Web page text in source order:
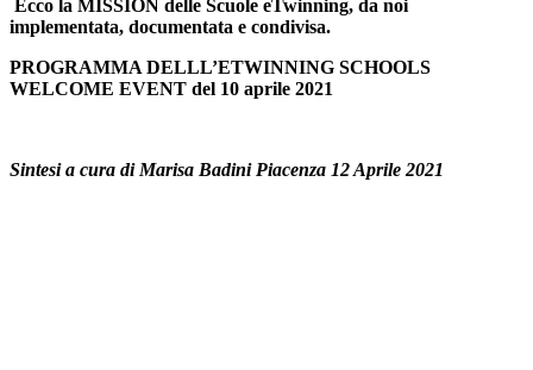
Ecco la MISSION delle Scuole eTwinning, da noi
implementata, documentata e condivisa.
PROGRAMMA DELLL’ETWINNING SCHOOLS
WELCOME EVENT del 10 aprile 2021
Sintesi a cura di Marisa Badini Piacenza 12 Aprile 2021